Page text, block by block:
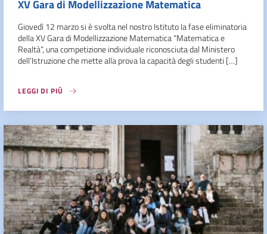
XV Gara di Modellizzazione Matematica
Giovedì 12 marzo si è svolta nel nostro Istituto la fase eliminatoria
della XV Gara di Modellizzazione Matematica “Matematica e
Realtà”, una competizione individuale riconosciuta dal Ministero
dell’Istruzione che mette alla prova la capacità degli studenti […]
LEGGI DI PIÙ